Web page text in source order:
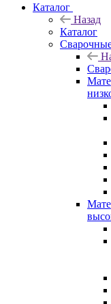
Каталог
Назад
Каталог